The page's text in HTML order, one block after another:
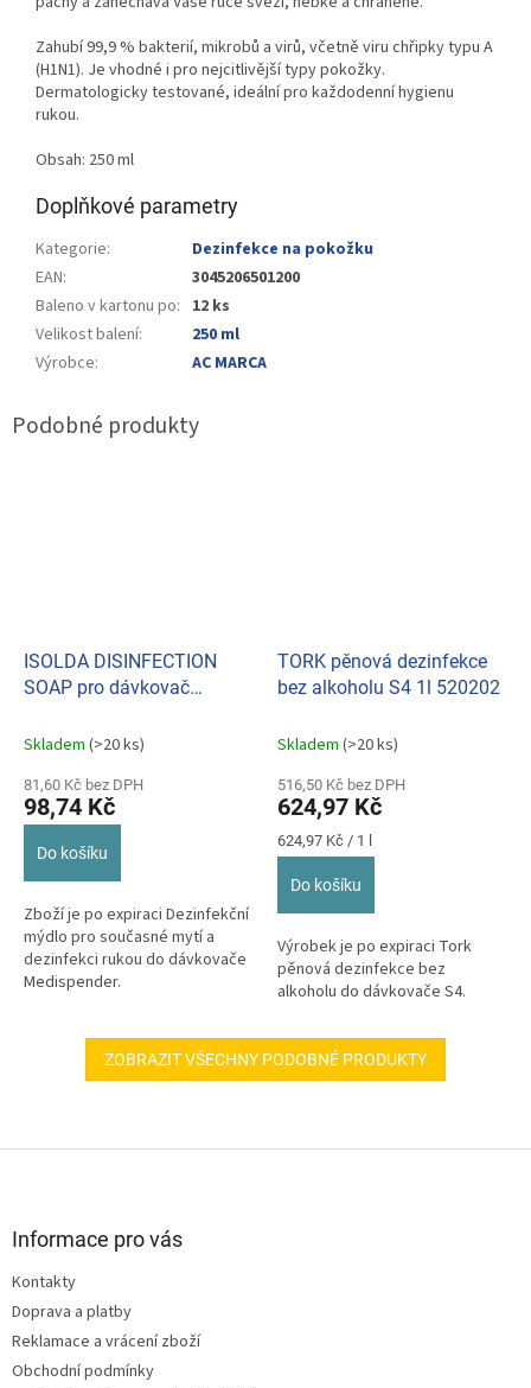
Zahubí 99,9 % bakterií, mikrobů a virů, včetně viru chřipky typu A
(H1N1). Je vhodné i pro nejcitlivější typy pokožky.
Dermatologicky testované, ideální pro každodenní hygienu
rukou.
Obsah: 250 ml
Doplňkové parametry
Kategorie:
Dezinfekce na pokožku
EAN:
3045206501200
Baleno v kartonu po: 12 ks
Velikost balení:
250 ml
Výrobce: AC MARCA
ISOLDA DISINFECTION
SOAP pro dávkovač
Skladem (>20 ks)
81,60 Kč bez DPH
98,74 Kč
Do košíku
Zboží je po expiraci Dezinfekční
mýdlo pro současné mytí a
dezinfekci rukou do dávkovače
Medispender.
TORK pěnová dezinfekce
bez alkoholu S4 1l 520202
Skladem (>20 ks)
516,50 Kč bez DPH
624,97 Kč
Měrná
cena:
624,97 Kč / 1 l
Do košíku
Výrobek je po expiraci Tork
pěnová dezinfekce bez
alkoholu do dávkovače S4.
ZOBRAZIT VŠECHNY PODOBNÉ PRODUKTY
Informace pro vás
Kontakty
Doprava a platby
Reklamace a vrácení zboží
Obchodní podmínky